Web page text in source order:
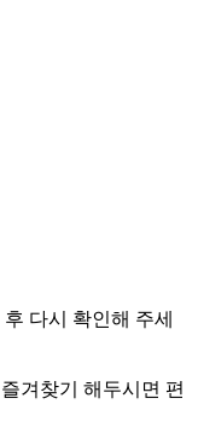
다시 확인해 주세
겨찾기 해두시면 편